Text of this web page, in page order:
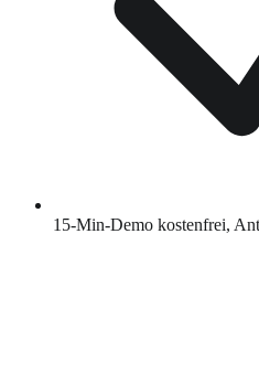
15-Min-Demo kostenfrei,